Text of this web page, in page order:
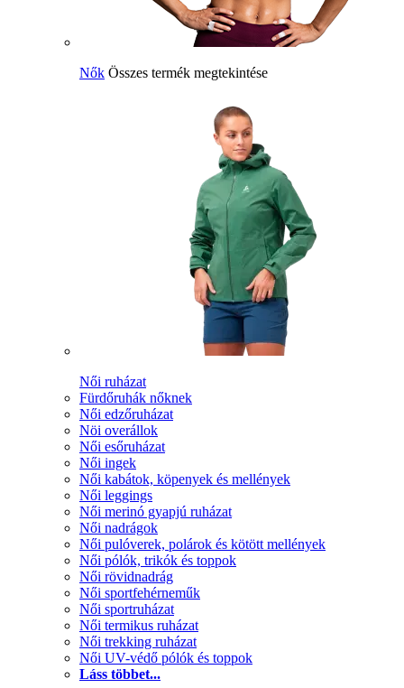
Nők Összes termék megtekintése
Női ruházat
Fürdőruhák nőknek
Női edzőruházat
Nöi overállok
Női esőruházat
Női ingek
Női kabátok, köpenyek és mellények
Női leggings
Női merinó gyapjú ruházat
Női nadrágok
Női pulóverek, polárok és kötött mellények
Női pólók, trikók és toppok
Női rövidnadrág
Női sportfehérneműk
Női sportruházat
Női termikus ruházat
Női trekking ruházat
Női UV-védő pólók és toppok
Láss többet...